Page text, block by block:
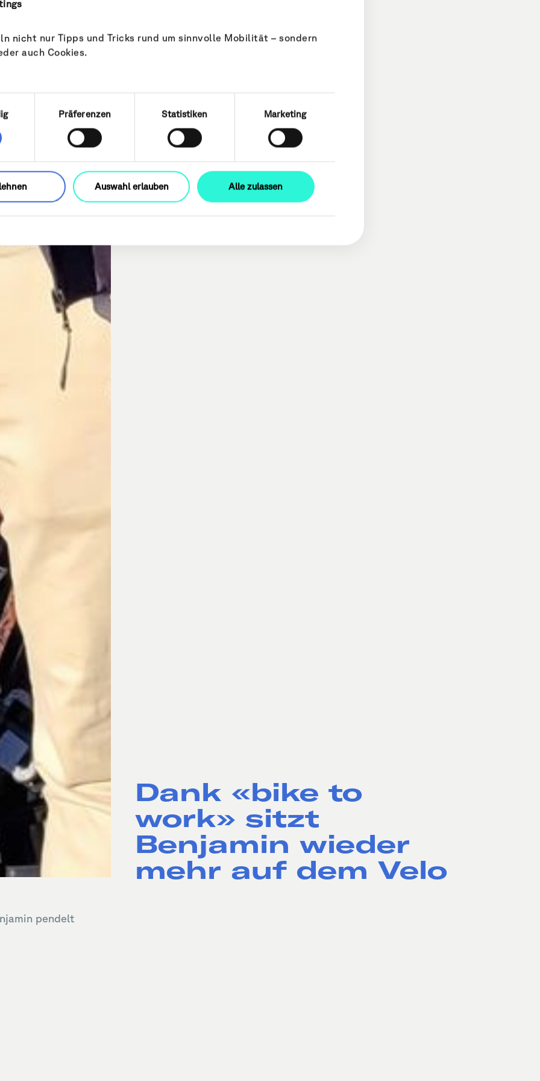
nicht nur Tipps und Tricks rund um sinnvolle Mobilität – sondern
auch Cookies.
Präferenzen Statistiken Marketing
Auswahl erlauben Alle zulassen
Dank «bike to
work» sitzt
Benjamin wieder
mehr auf dem Velo
pendelt